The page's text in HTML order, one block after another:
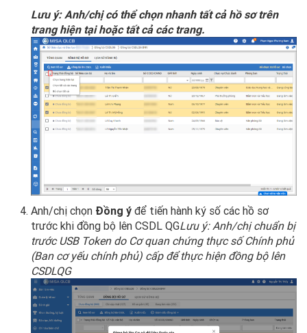
Lưu ý: Anh/chị có thể chọn nhanh tất cả hồ sơ trên
trang hiện tại hoặc tất cả các trang.
Anh/chị chọn Đồng ý để tiến hành ký số các hồ sơ
trước khi đồng bộ lên CSDL QGLưu ý: Anh/chị chuẩn bị
trước USB Token do Cơ quan chứng thực số Chính phủ
(Ban cơ yếu chính phủ) cấp để thực hiện đồng bộ lên
CSDLQG